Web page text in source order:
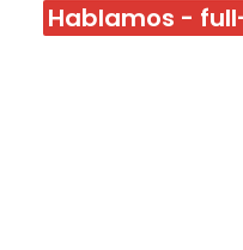
Hablamos -